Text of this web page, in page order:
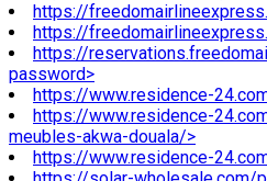
https://
https://
https://
password>
https://www.residence-
https://www.residence-
meubles-akwa-douala/>
https://www.residence-